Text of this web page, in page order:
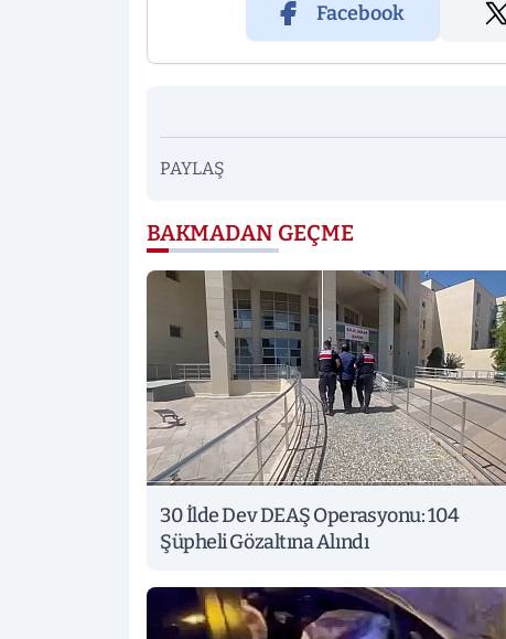
Facebook
PAYLAŞ
BAKMADAN GEÇME
30 İlde Dev DEAŞ Operasyonu: 104
Şüpheli Gözaltına Alındı